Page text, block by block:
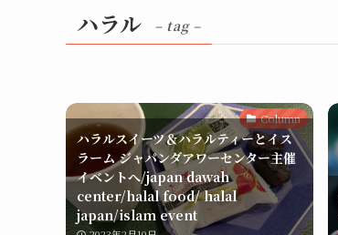
ハラル – tag –
Column
ハラルスイーツ＆ハラルティーとイス
ラーム ジャパンダアワーセンター主催
イベントへ/japan dawah
center/halal food/ halal
japan/islam event